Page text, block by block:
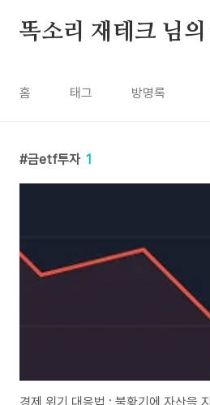
똑소리 재테크 님
홈 태그 방명록
금etf투자 1